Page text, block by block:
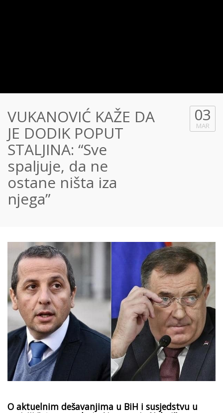
VUKANOVIĆ KAŽE DA
JE DODIK POPUT
STALJINA: “Sve
spaljuje, da ne
ostane ništa iza
njega”
03
MAR
O aktuelnim dešavanjima u BiH i susjedstvu u